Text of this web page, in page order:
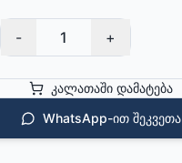
- 1 +
კალათაში დამატება
WhatsApp-ით შეკვეთა